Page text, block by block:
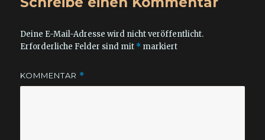
Deine E-Mail-Adresse wird nicht veröffentlicht.
Erforderliche Felder sind mit * markiert
KOMMENTAR *